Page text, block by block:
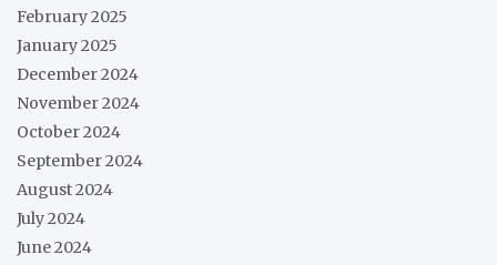
February 2025
January 2025
December 2024
November 2024
October 2024
September 2024
August 2024
July 2024
June 2024